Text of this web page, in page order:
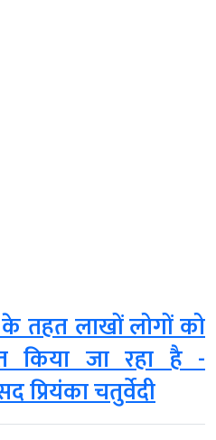
तहत लाखों लोगों को
किया जा रहा है -
प्रियंका चतुर्वेदी